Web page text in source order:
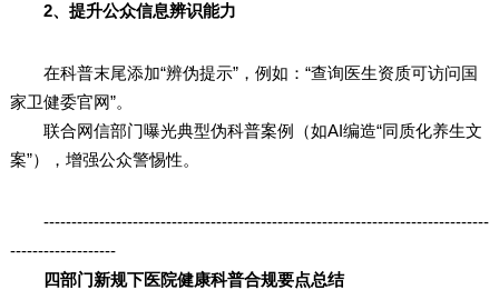
2、提升公众信息辨识能力
在科普末尾添加“辨伪提示”，例如：“查询医生资质可访问国
家卫健委官网”。
联合网信部门曝光典型伪科普案例（如AI编造“同质化养生文
案”），增强公众警惕性。
--------------------------------------------------------------------------------
-------------------
四部门新规下医院健康科普合规要点总结